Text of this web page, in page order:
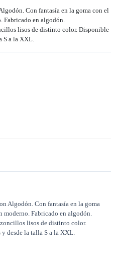
Con fantasía en la goma con el
Fabricado en algodón.
lisos de distinto color. Disponible
S a la XXL.
Algodón. Con fantasía en la goma
Fabricado en algodón.
lisos de distinto color.
desde la talla S a la XXL.